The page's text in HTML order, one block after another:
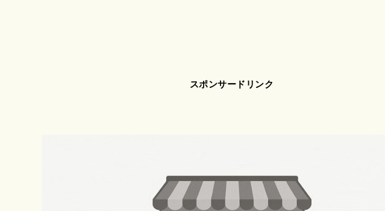
スポンサードリンク